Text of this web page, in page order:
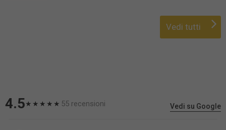
Vedi tutti
4.5★★★★★ 55 recensioni Vedi su Google